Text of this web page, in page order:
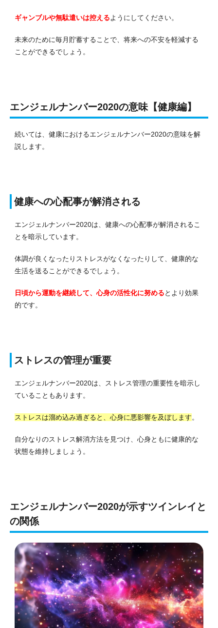
ギャンブルや無駄遣いは控えるようにしてください。
未来のために毎月貯蓄することで、将来への不安を軽減する
ことができるでしょう。
エンジェルナンバー2020の意味【健康編】
続いては、健康におけるエンジェルナンバー2020の意味を解
説します。
健康への心配事が解消される
エンジェルナンバー2020は、健康への心配事が解消されるこ
とを暗示しています。
体調が良くなったりストレスがなくなったりして、健康的な
生活を送ることができるでしょう。
日頃から運動を継続して、心身の活性化に努めるとより効果
的です。
ストレスの管理が重要
エンジェルナンバー2020は、ストレス管理の重要性を暗示し
ていることもあります。
ストレスは溜め込み過ぎると、心身に悪影響を及ぼします。
自分なりのストレス解消方法を見つけ、心身ともに健康的な
状態を維持しましょう。
エンジェルナンバー2020が示すツインレイと
の関係